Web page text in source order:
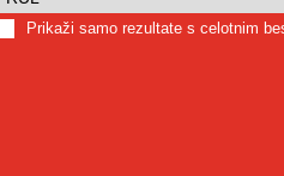
Prikaži samo rezultate s celotnim